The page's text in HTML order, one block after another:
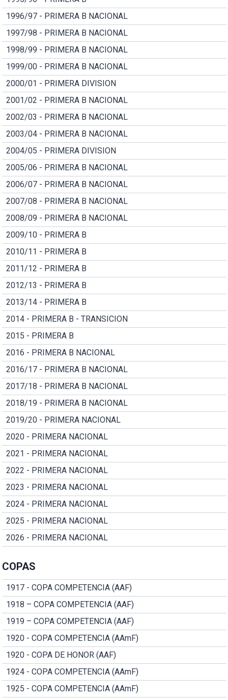
1996/97 - PRIMERA B NACIONAL
1997/98 - PRIMERA B NACIONAL
1998/99 - PRIMERA B NACIONAL
1999/00 - PRIMERA B NACIONAL
2000/01 - PRIMERA DIVISION
2001/02 - PRIMERA B NACIONAL
2002/03 - PRIMERA B NACIONAL
2003/04 - PRIMERA B NACIONAL
2004/05 - PRIMERA DIVISION
2005/06 - PRIMERA B NACIONAL
2006/07 - PRIMERA B NACIONAL
2007/08 - PRIMERA B NACIONAL
2008/09 - PRIMERA B NACIONAL
2009/10 - PRIMERA B
2010/11 - PRIMERA B
2011/12 - PRIMERA B
2012/13 - PRIMERA B
2013/14 - PRIMERA B
2014 - PRIMERA B - TRANSICION
2015 - PRIMERA B
2016 - PRIMERA B NACIONAL
2016/17 - PRIMERA B NACIONAL
2017/18 - PRIMERA B NACIONAL
2018/19 - PRIMERA B NACIONAL
2019/20 - PRIMERA NACIONAL
2020 - PRIMERA NACIONAL
2021 - PRIMERA NACIONAL
2022 - PRIMERA NACIONAL
2023 - PRIMERA NACIONAL
2024 - PRIMERA NACIONAL
2025 - PRIMERA NACIONAL
2026 - PRIMERA NACIONAL
COPAS
1917 - COPA COMPETENCIA (AAF)
1918 – COPA COMPETENCIA (AAF)
1919 – COPA COMPETENCIA (AAF)
1920 - COPA COMPETENCIA (AAmF)
1920 - COPA DE HONOR (AAF)
1924 - COPA COMPETENCIA (AAmF)
1925 - COPA COMPETENCIA (AAmF)